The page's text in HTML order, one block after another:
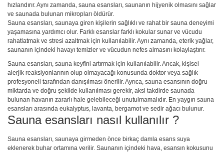
hızlandırır. Aynı zamanda, sauna esansları, saunanın hijyenik olmasını sağlar
ve saunada bulunan mikropları öldürür.
Sauna esansları, saunaya giren kişilerin sağlıklı ve rahat bir sauna deneyimi
yaşamasına yardımcı olur. Farklı esanslar farklı kokular sunar ve vücudu
rahatlatmak ve stresi azaltmak için kullanılabilir. Aynı zamanda, eterik yağlar,
saunanın içindeki havayı temizler ve vücudun nefes almasını kolaylaştırır.
Sauna esansları, sauna keyfini artırmak için kullanılabilir. Ancak, kişisel
alerjik reaksiyonlarının olup olmayacağı konusunda doktor veya sağlık
profesyoneli tarafından danışılması önerilir. Ayrıca, sauna esansının doğru
miktarda ve doğru şekilde kullanılması gerekir, aksi takdirde saunada
bulunan havanın zararlı hale gelebileceği unutulmamalıdır. En yaygın sauna
esansları arasında eukalyptus, lavanta, bergamot ve sedir ağacı bulunur.
Sauna esansları nasıl kullanılır ?
Sauna esansları, saunaya girmeden önce birkaç damla esans suya
eklenerek buhar ortamına verilir. Saunanın içindeki hava, esansın kokusunu